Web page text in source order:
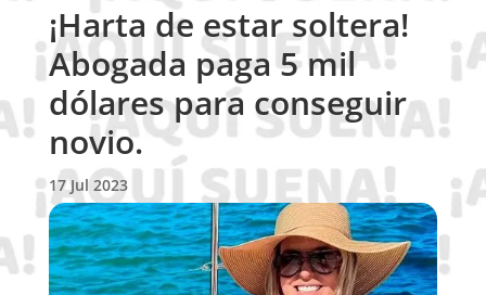
¡Harta de estar soltera!
Abogada paga 5 mil
dólares para conseguir
novio.
17 Jul 2023